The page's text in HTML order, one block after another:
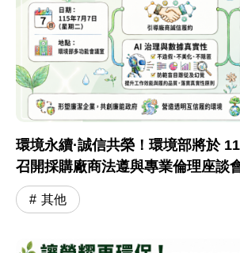
環境永續·誠信共榮！環境部將於
召開採購廠商法遵與專業倫理座談
其他